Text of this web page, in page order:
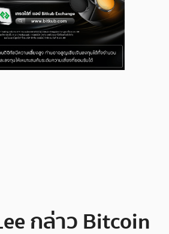
กล่าว Bitcoin